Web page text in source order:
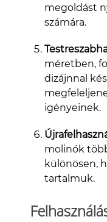
megoldást
számára.
méretben,
dizájnnal
igényeinek.
molinók
különösen,
tartalmuk.